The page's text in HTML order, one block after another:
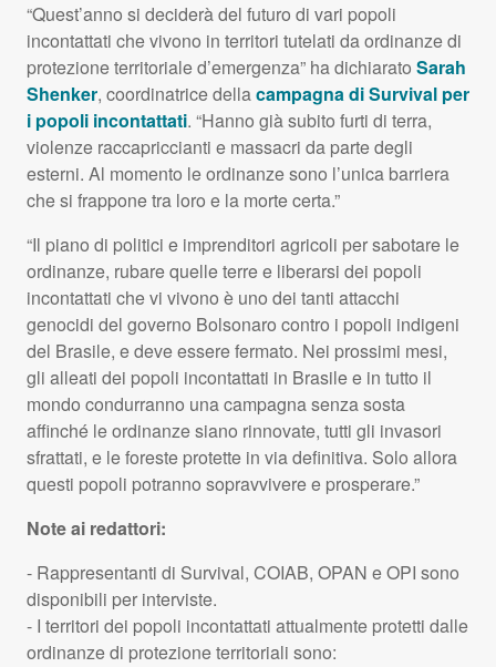
“Quest’anno si deciderà del futuro di vari popoli
incontattati che vivono in territori tutelati da ordinanze di
protezione territoriale d’emergenza” ha dichiarato Sarah
Shenker, coordinatrice dellacampagna di Survival per
i popoli incontattati. “Hanno già subito furti di terra,
violenze raccapriccianti e massacri da parte degli
esterni. Al momento le ordinanze sono l’unica barriera
che si frappone tra loro e la morte certa.”
“Il piano di politici e imprenditori agricoli per sabotare le
ordinanze, rubare quelle terre e liberarsi dei popoli
incontattati che vi vivono è uno dei tanti attacchi
genocidi del governo Bolsonaro contro i popoli indigeni
del Brasile, e deve essere fermato. Nei prossimi mesi,
gli alleati dei popoli incontattati in Brasile e in tutto il
mondo condurranno una campagna senza sosta
affinché le ordinanze siano rinnovate, tutti gli invasori
sfrattati, e le foreste protette in via definitiva. Solo allora
questi popoli potranno sopravvivere e prosperare.”
Note ai redattori:
- Rappresentanti di Survival, COIAB, OPAN eOPI sono
disponibili per interviste.
- I territori dei popoli incontattati attualmente protetti dalle
ordinanze di protezione territoriali sono: